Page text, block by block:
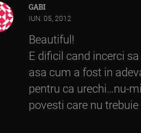
GABI
IUN. 05, 2012
Beautiful!
E dificil cand incerci
asa cum a fost in
pentru ca urechi…nu-
povesti care nu